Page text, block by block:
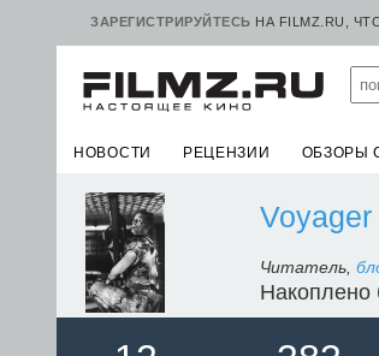
ЗАРЕГИСТРИРУЙТЕСЬ НА FILMZ.RU,
НОВОСТИ РЕЦЕНЗИИ ОБЗОРЫ
Voyager
Читатель,
Накоплено